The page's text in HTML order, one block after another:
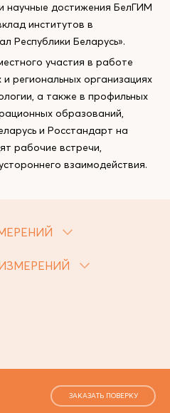
научные достижения БелГИМ
институтов в
Республики Беларусь».
участия в работе
региональных организациях
а также в профильных
образований,
и Росстандарт на
рабочие встречи,
взаимодействия.
ЗАКАЗАТЬ ПОВЕРКУ